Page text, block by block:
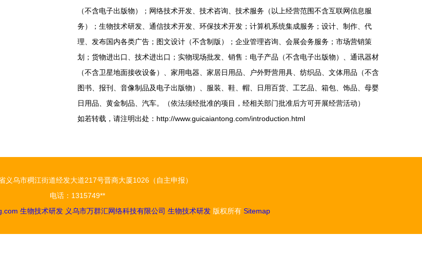
（不含电子出版物）；网络技术开发、技术咨询、技术服务（以上经营范围不含互联网信息服
务）；生物技术研发、通信技术开发、环保技术开发；计算机系统集成服务；设计、制作、代
理、发布国内各类广告；图文设计（不含制版）；企业管理咨询、会展会务服务；市场营销策
划；货物进出口、技术进出口；实物现场批发、销售：电子产品（不含电子出版物）、通讯器材
（不含卫星地面接收设备）、家用电器、家居日用品、户外野营用具、纺织品、文体用品（不含
图书、报刊、音像制品及电子出版物）、服装、鞋、帽、日用百货、工艺品、箱包、饰品、母婴
日用品、黄金制品、汽车。（依法须经批准的项目，经相关部门批准后方可开展经营活动）
如若转载，请注明出处：http://www.guicaiantong.com/introduction.html
义乌市稠江街道经发大道217号晋商大厦1026（自主申报）
电话：1315749**
生物技术研发 义乌市万群汇网络科技有限公司 生物技术研发 版权所有 Sitemap